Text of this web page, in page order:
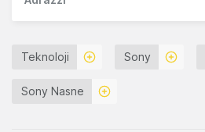
Teknoloji Sony
Sony Nasne